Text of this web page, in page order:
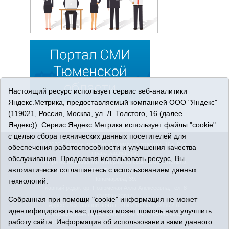
© 2026 Сетевое издание «Ишимская правда». 16+. Все
права защищены.
© При использовании материалов ссылка обязательна.
Адрес редакции: 627750 Тюменская область, г. Ишим, ул.
(34551) 23814
Адрес электронной почты:
IshimPravda-1@obl72.ru
Регистрационный номер СМИ Эл № ФС77-69445 выдано
Федеральной службой по надзору в сфере связи,
Настоящий ресурс использует сервис веб-аналитики
Яндекс.Метрика, предоставляемый компанией ООО "Яндекс"
(119021, Россия, Москва, ул. Л. Толстого, 16 (далее —
Яндекс)). Сервис Яндекс.Метрика использует файлы "cookie"
с целью сбора технических данных посетителей для
обеспечения работоспособности и улучшения качества
обслуживания. Продолжая использовать ресурс, Вы
автоматически соглашаетесь с использованием данных
технологий.
Собранная при помощи "cookie" информация не может
идентифицировать вас, однако может помочь нам улучшить
работу сайта. Информация об использовании вами данного